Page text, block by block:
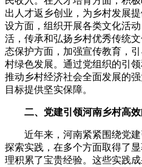
出人才返乡创业，为乡村发展
设方面，组织开展各类文化活
活，传承和弘扬乡村优秀传统
态保护方面，加强宣传教育，
村绿色发展。通过党组织的引
推动乡村经济社会全面发展的
目标提供坚实保障。
二、党建引领河南乡村高
近年来，河南紧紧围绕党
探索实践，在多个方面取得了
理积累了宝贵经验。这些实践